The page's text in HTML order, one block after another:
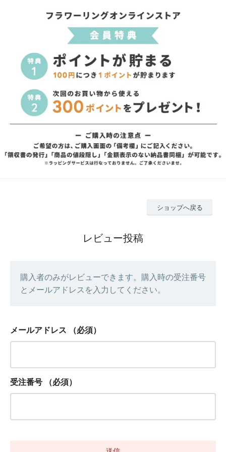
ショップへ戻る
レビュー投稿
購入者のみがレビューできます。購入時の受注番号
とメールアドレスを入力してください。
メールアドレス （必須）
受注番号 （必須）